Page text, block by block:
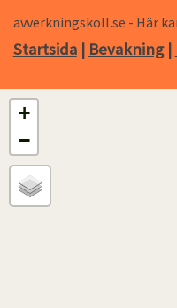
avverkningskoll.se - Här
Startsida| Bevakning|
+
−